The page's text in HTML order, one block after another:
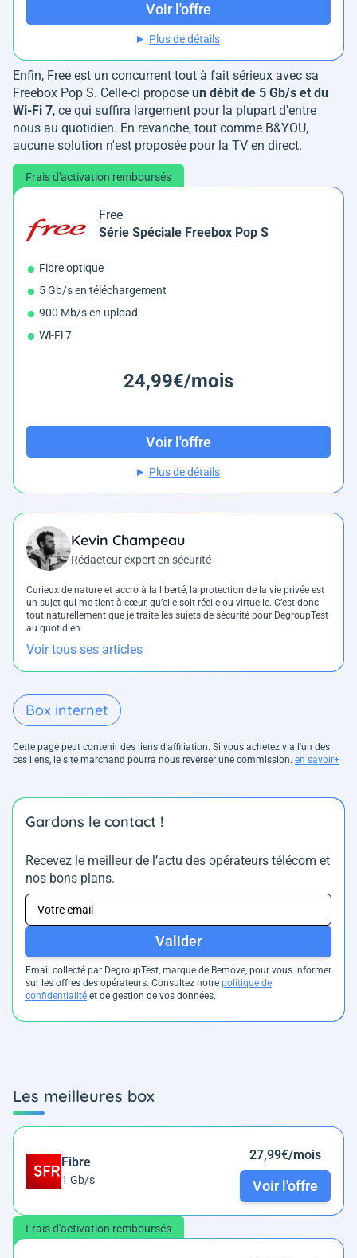
Voir l'offre
Plus de détails
Enfin, Free est un concurrent tout à fait sérieux avec sa
Freebox Pop S. Celle-ci propose un débit de 5 Gb/s et du
Wi-Fi 7, ce qui suffira largement pour la plupart d'entre
nous au quotidien. En revanche, tout comme B&YOU,
aucune solution n'est proposée pour la TV en direct.
Frais d'activation remboursés
Free
Série Spéciale Freebox Pop S
Fibre optique
5 Gb/s en téléchargement
900 Mb/s en upload
Wi-Fi 7
24,99€/mois
Voir l'offre
Plus de détails
Kevin Champeau
Rédacteur expert en sécurité
Curieux de nature et accro à la liberté, la protection de la vie privée est
un sujet qui me tient à cœur, qu’elle soit réelle ou virtuelle. C’est donc
tout naturellement que je traite les sujets de sécurité pour DegroupTest
au quotidien.
Voir tous ses articles
Box internet
Cette page peut contenir des liens d’affiliation. Si vous achetez via l'un des
ces liens, le site marchand pourra nous reverser une commission. en savoir+
Gardons le contact !
Recevez le meilleur de l’actu des opérateurs télécom et
nos bons plans.
Valider
Email collecté par DegroupTest, marque de Bemove, pour vous informer
sur les offres des opérateurs. Consultez notre politique de
confidentialité et de gestion de vos données.
Les meilleures box
Fibre
1 Gb/s
27,99€/mois
Voir l'offre
Frais d'activation remboursés